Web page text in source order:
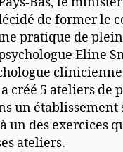
de former le
pratique de
Eline
clinicienne
créé 5 ateliers de
un établissement
un des exercices
ateliers.